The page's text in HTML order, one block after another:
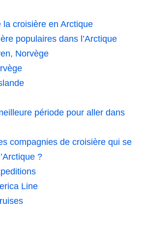
la croisière en Arctique
populaires dans l’Arctique
Norvège
période pour aller dans
compagnies de croisière qui se
?
Line